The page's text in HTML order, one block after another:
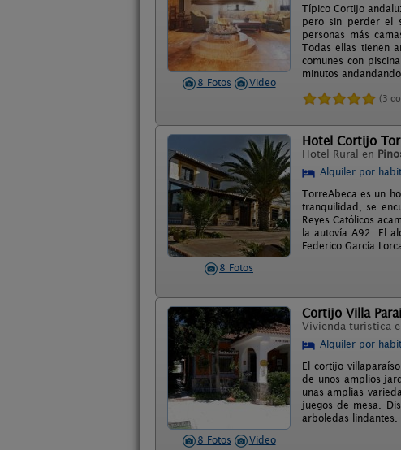
8 Fotos Video
Típico Cortijo
pero sin perder el
personas más
Todas ellas tienen
comunes con
minutos
(3
8 Fotos
Hotel Cortijo
Hotel Rural en
Alquiler por
TorreAbeca es un
tranquilidad, se
Reyes Católicos
la autovía A92. El
Federico García
8 Fotos Video
Cortijo Villa
Vivienda turística
Alquiler por
El cortijo
de unos amplios
unas amplias
juegos de mesa.
arboledas lindantes.